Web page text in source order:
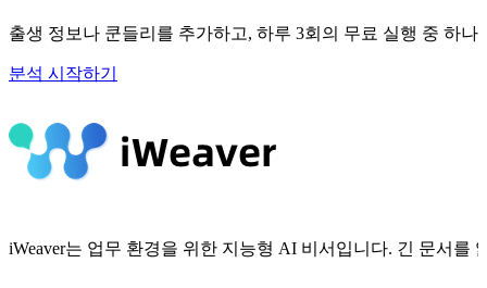
출생 정보나 쿤들리를 추가하고, 하루 3회의 무료 실행 중 하
분석 시작하기
iWeaver는 업무 환경을 위한 지능형 AI 비서입니다. 긴 문서